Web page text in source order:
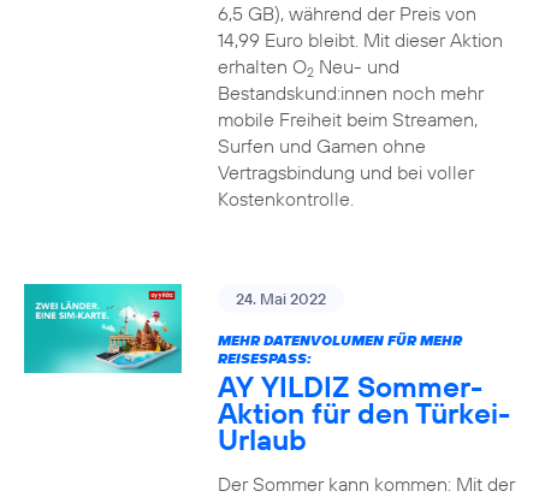
6,5 GB), während der Preis von
14,99 Euro bleibt. Mit dieser Aktion
erhalten O2Neu- und
Bestandskund:innen noch mehr
mobile Freiheit beim Streamen,
Surfen und Gamen ohne
Vertragsbindung und bei voller
Kostenkontrolle.
24. Mai 2022
MEHR DATENVOLUMEN FÜR MEHR
REISESPASS:
AY YILDIZ Sommer-
Aktion für den Türkei-
Urlaub
Der Sommer kann kommen: Mit der